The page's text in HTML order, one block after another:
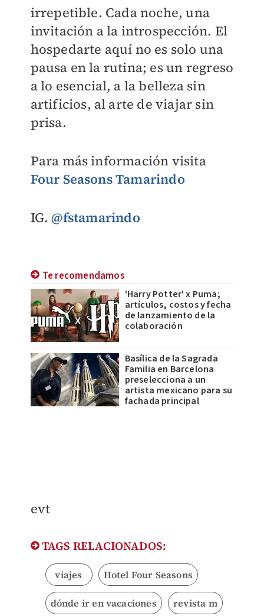
irrepetible. Cada noche, una
invitación a la introspección. El
hospedarte aquí no es solo una
pausa en la rutina; es un regreso
a lo esencial, a la belleza sin
artificios, al arte de viajar sin
prisa.
Para más información visita
Four Seasons Tamarindo
IG.@fstamarindo
Te recomendamos
'Harry Potter' x Puma;
artículos, costos y fecha
de lanzamiento de la
colaboración
Basílica de la Sagrada
Familia en Barcelona
preselecciona a un
artista mexicano para su
fachada principal
evt
TAGS RELACIONADOS:
viajes Hotel Four Seasons
dónde ir en vacaciones revista m